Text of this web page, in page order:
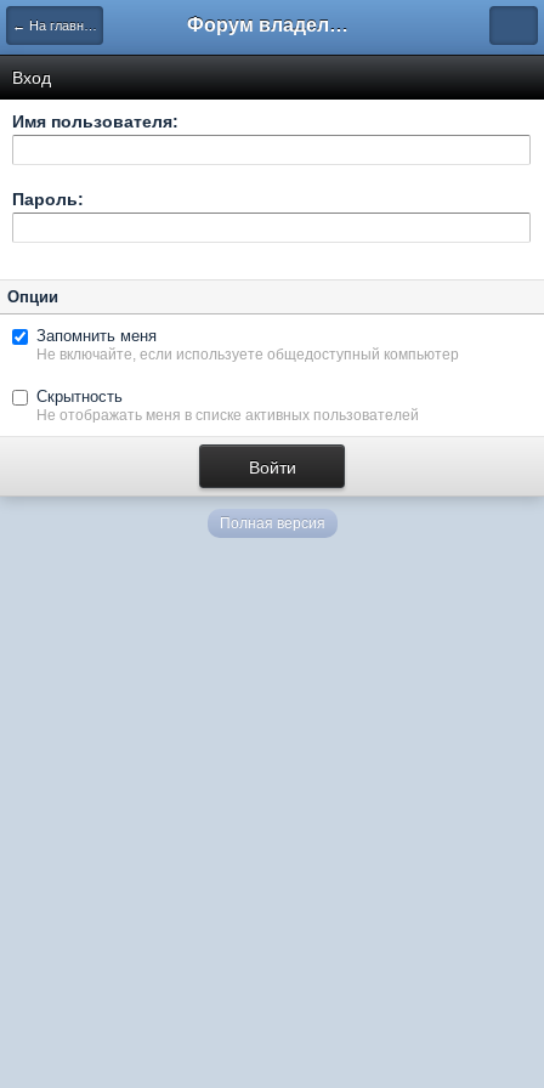
← На главную Форум владельцев интернет-магазинов
Вход
Имя пользователя:
Пароль:
Опции
Запомнить меня
Не включайте, если используете общедоступный компьютер
Скрытность
Не отображать меня в списке активных пользователей
Полная версия